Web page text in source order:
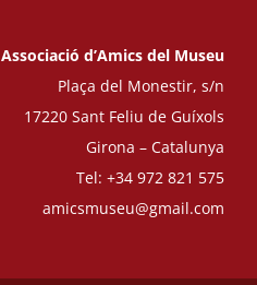
Associació d’Amics del Museu
Plaça del Monestir, s/n
17220 Sant Feliu de Guíxols
Girona – Catalunya
Tel: +34 972 821 575
amicsmuseu@gmail.com